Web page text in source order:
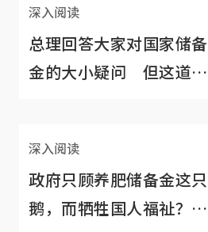
深入阅读
总理回答大家对国家储备
金的大小疑问 但这道问
深入阅读
政府只顾养肥储备金这只
鹅，而牺牲国人福祉？